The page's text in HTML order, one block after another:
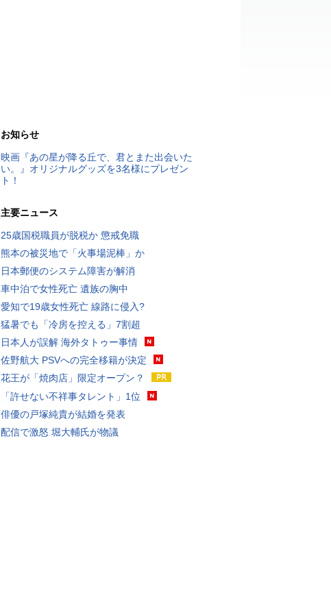
お知らせ
映画『あの星が降る丘で、君とまた出会いた
い。』オリジナルグッズを3名様にプレゼン
ト！
主要ニュース
25歳国税職員が脱税か 懲戒免職
熊本の被災地で「火事場泥棒」か
日本郵便のシステム障害が解消
車中泊で女性死亡 遺族の胸中
愛知で19歳女性死亡 線路に侵入?
猛暑でも「冷房を控える」7割超
日本人が誤解 海外タトゥー事情
佐野航大 PSVへの完全移籍が決定
花王が「焼肉店」限定オープン？
「許せない不祥事タレント」1位
俳優の戸塚純貴が結婚を発表
配信で激怒 堀大輔氏が物議